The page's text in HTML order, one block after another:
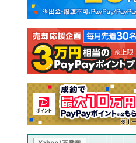
新築一戸建て
注文住宅
売却査定